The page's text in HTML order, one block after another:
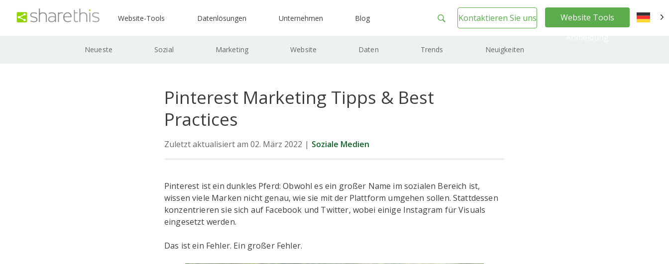
Website-Tools Datenlösungen Unternehmen Blog Kontaktieren Sie uns
Website Tools
Neueste Sozial Marketing Website Daten Trends Neuigkeiten
Pinterest Marketing Tipps & Best
Practices
Zuletzt aktualisiert am 02. März 2022 | Soziale Medien
Pinterest ist ein dunkles Pferd: Obwohl es ein großer Name im sozialen Bereich ist,
wissen viele Marken nicht genau, wie sie mit der Plattform umgehen sollen. Stattdessen
konzentrieren sie sich auf Facebook und Twitter, wobei einige Instagram für Visuals
eingesetzt werden.
Das ist ein Fehler. Ein großer Fehler.